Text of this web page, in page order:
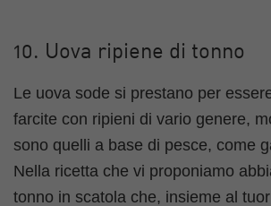
10. Uova ripiene di tonno
Le uova sode si prestano per
farcite con ripieni di vario genere,
sono quelli a base di pesce, come
Nella ricetta che vi proponiamo
tonno in scatola che, insieme al